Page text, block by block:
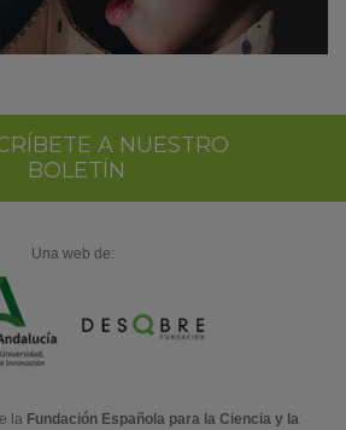
A NUESTRO
BOLETÍN
Una web de:
la Fundación Española para la Ciencia y la